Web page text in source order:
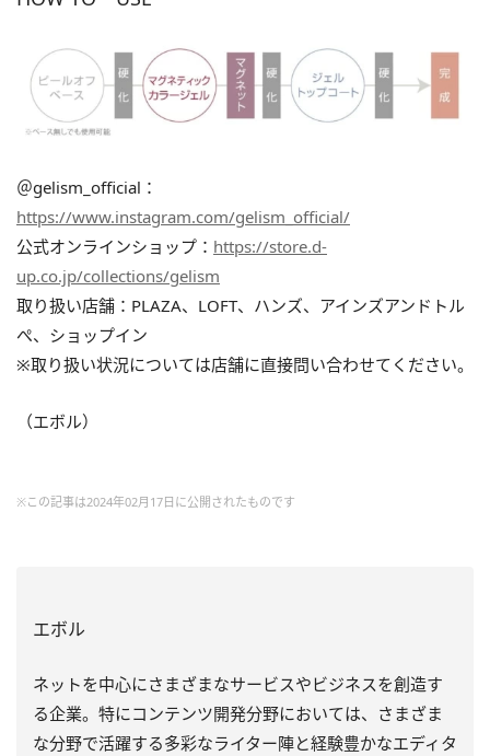
＠gelism_official：
https://www.instagram.com/gelism_official/
公式オンラインショップ： https://store.d-
up.co.jp/collections/gelism
取り扱い店舗：PLAZA、LOFT、ハンズ、アインズアンドトル
ぺ、ショップイン
※取り扱い状況については店舗に直接問い合わせてください。
（エボル）
※この記事は2024年02月17日に公開されたものです
エボル
ネットを中心にさまざまなサービスやビジネスを創造す
る企業。特にコンテンツ開発分野においては、さまざま
な分野で活躍する多彩なライター陣と経験豊かなエディタ